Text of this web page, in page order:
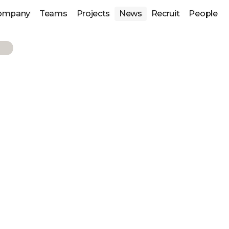
Teams Projects News Recruit People